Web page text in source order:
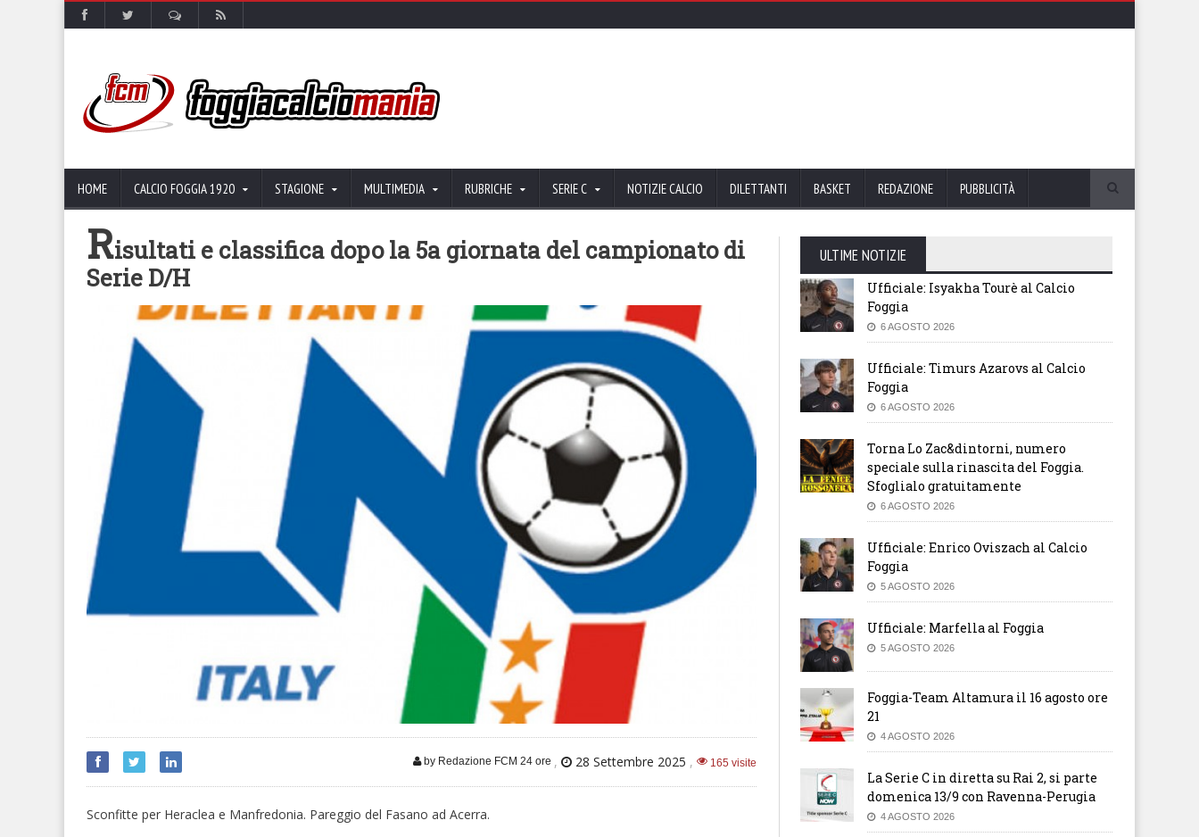
HOME CALCIO FOGGIA 1920 STAGIONE MULTIMEDIA RUBRICHE SERIE C NOTIZIE CALCIO DILETTANTI BASKET REDAZIONE PUBBLICITÀ
Risultati e classifica dopo la 5a giornata del campionato di
Serie D/H
by Redazione FCM 24 ore , 28 Settembre 2025 , 165 visite
Sconfitte per Heraclea e Manfredonia. Pareggio del Fasano ad Acerra.
ULTIME NOTIZIE
Ufficiale: Isyakha Tourè al Calcio
Foggia
6 AGOSTO 2026
Ufficiale: Timurs Azarovs al Calcio
Foggia
6 AGOSTO 2026
Torna Lo Zac&dintorni, numero
speciale sulla rinascita del Foggia.
Sfoglialo gratuitamente
6 AGOSTO 2026
Ufficiale: Enrico Oviszach al Calcio
Foggia
5 AGOSTO 2026
Ufficiale: Marfella al Foggia
5 AGOSTO 2026
Foggia-Team Altamura il 16 agosto ore
21
4 AGOSTO 2026
La Serie C in diretta su Rai 2, si parte
domenica 13/9 con Ravenna-Perugia
4 AGOSTO 2026